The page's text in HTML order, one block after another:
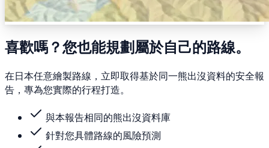
喜歡嗎？您也能規劃屬於自己的路線。
在日本任意繪製路線，立即取得基於同一熊出沒資料的安全報
告，專為您實際的行程打造。
與本報告相同的熊出沒資料庫
針對您具體路線的風險預測